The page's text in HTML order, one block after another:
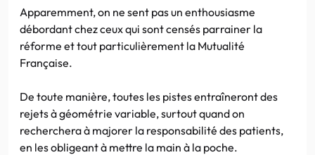
Apparemment, on ne sent pas un enthousiasme
débordant chez ceux qui sont censés parrainer la
réforme et tout particulièrement la Mutualité
Française.
De toute manière, toutes les pistes entraîneront des
rejets à géométrie variable, surtout quand on
recherchera à majorer la responsabilité des patients,
en les obligeant à mettre la main à la poche.